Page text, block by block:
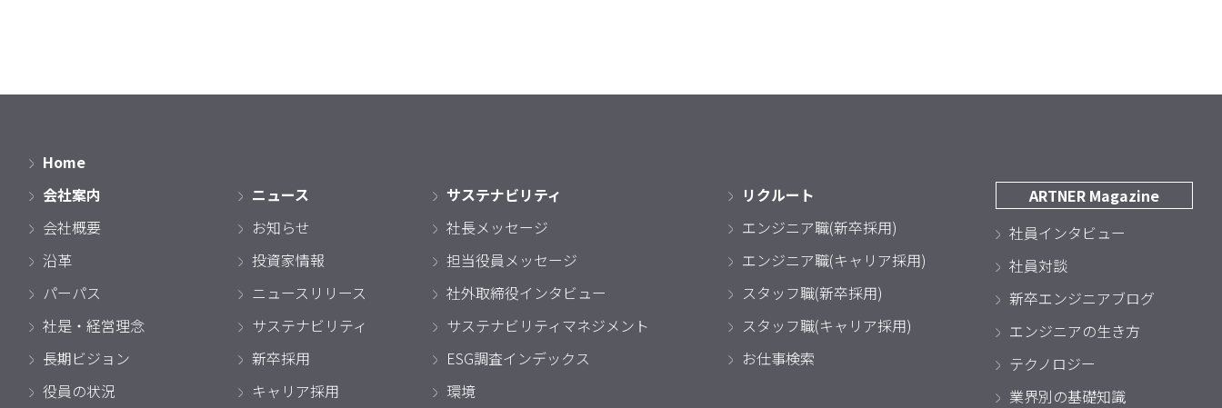
Home
会社案内
会社概要
沿革
パーパス
社是・経営理念
長期ビジョン
役員の状況
ニュース
お知らせ
投資家情報
ニュースリリース
サステナビリティ
新卒採用
キャリア採用
サステナビリティ
社長メッセージ
担当役員メッセージ
社外取締役インタビュー
サステナビリティマネジメント
ESG調査インデックス
環境
リクルート
エンジニア職(新卒採用)
エンジニア職(キャリア採用)
スタッフ職(新卒採用)
スタッフ職(キャリア採用)
お仕事検索
ARTNER Magazine
社員インタビュー
社員対談
新卒エンジニアブログ
エンジニアの生き方
テクノロジー
業界別の基礎知識